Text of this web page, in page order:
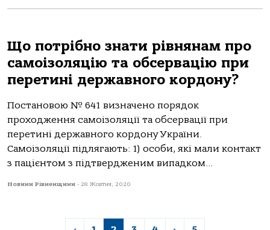
Що потрібно знати рівнянам про
самоізоляцію та обсервацію при
перетині державного кордону?
Постановою № 641 визначено порядок
проходження самоізоляції та обсервації при
перетині державного кордону України.
Самоізоляції підлягають: 1) особи, які мали контакт
з пацієнтом з підтвердженим випадком...
Новини Рівненщини - 28 Жовтня, 2020